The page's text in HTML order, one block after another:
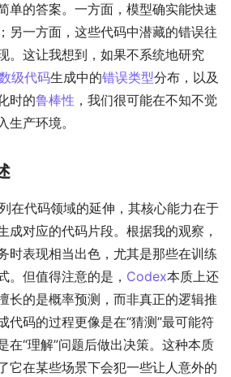
单的答案。一方面，模型确实能快速
另一方面，这些代码中潜藏的错误往
。这让我想到，如果不系统地研究
级代码生成中的错误类型分布，以及
时的鲁棒性 ，我们很可能在不知不觉
生产环境。
在代码领域的延伸，其核心能力在于
成对应的代码片段。根据我的观察，
时表现相当出色，尤其是那些在训练
。但值得注意的是， Codex本质上还
长的是概率预测，而非真正的逻辑推
代码的过程更像是在“猜测”最可能符
在“理解”问题后做出决策。这种本质
它在某些场景下会犯一些让人意外的